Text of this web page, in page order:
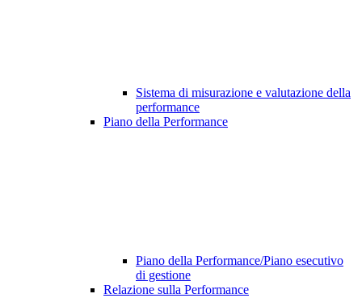
Sistema di misurazione e valutazione della
performance
Piano della Performance
Piano della Performance/Piano esecutivo
di gestione
Relazione sulla Performance